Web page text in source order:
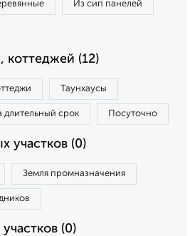
Из сип панелей
коттеджей (12)
Таунхаусы
длительный срок Посуточно
участков (0)
Земля промназначения
(0)